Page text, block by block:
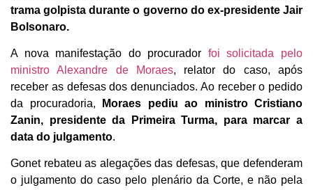
trama golpista durante o governo do ex-presidente Jair
Bolsonaro.
A nova manifestação do procurador foi solicitada pelo
ministro Alexandre de Moraes, relator do caso, após
receber as defesas dos denunciados. Ao receber o pedido
da procuradoria,
Moraes pediu ao ministro Cristiano
Zanin, presidente da Primeira Turma, para marcar a
data do julgamento.
Gonet rebateu as alegações das defesas, que defenderam
o julgamento do caso pelo plenário da Corte, e não pela